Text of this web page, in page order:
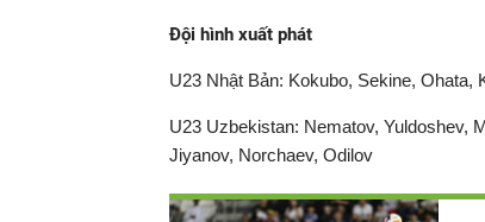
Đội hình xuất phát
U23 Nhật Bản: Kokubo, Sekine, Ohata,
U23 Uzbekistan: Nematov, Yuldoshev,
Jiyanov, Norchaev, Odilov